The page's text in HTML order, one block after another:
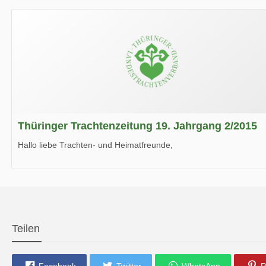
Wir wünschen Euch viel Spaß beim Lesen.
Thüringer Trachtenzeitung 19. Jahrgang 2/2015
Hallo liebe Trachten- und Heimatfreunde,
Teilen